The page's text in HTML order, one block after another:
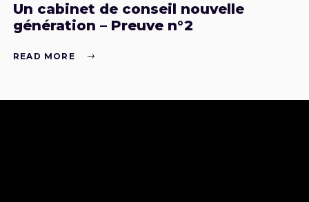
Un cabinet de conseil nouvelle
génération – Preuve n°2
READ MORE